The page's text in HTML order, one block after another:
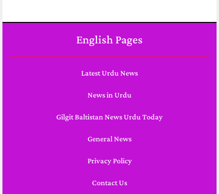
English Pages
Latest Urdu News
News in Urdu
Gilgit Baltistan News Urdu Today
General News
Privacy Policy
Contact Us